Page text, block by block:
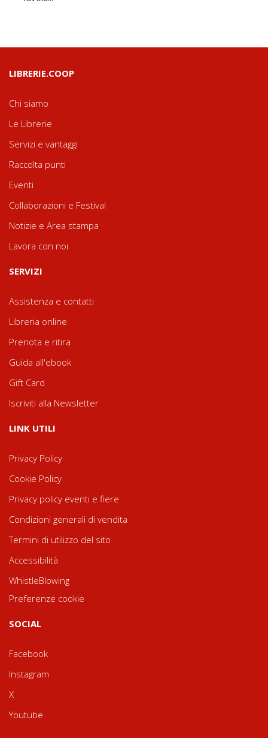
LIBRERIE.COOP
Chi siamo
Le Librerie
Servizi e vantaggi
Raccolta punti
Eventi
Collaborazioni e Festival
Notizie e Area stampa
Lavora con noi
SERVIZI
Assistenza e contatti
Libreria online
Prenota e ritira
Guida all'ebook
Gift Card
Iscriviti alla Newsletter
LINK UTILI
Privacy Policy
Cookie Policy
Privacy policy eventi e fiere
Condizioni generali di vendita
Termini di utilizzo del sito
Accessibilità
WhistleBlowing
Preferenze cookie
SOCIAL
Facebook
Instagram
X
Youtube